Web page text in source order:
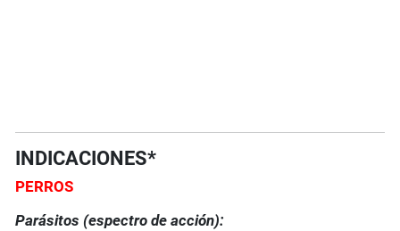
INDICACIONES*
PERROS
Parásitos (espectro de acción):